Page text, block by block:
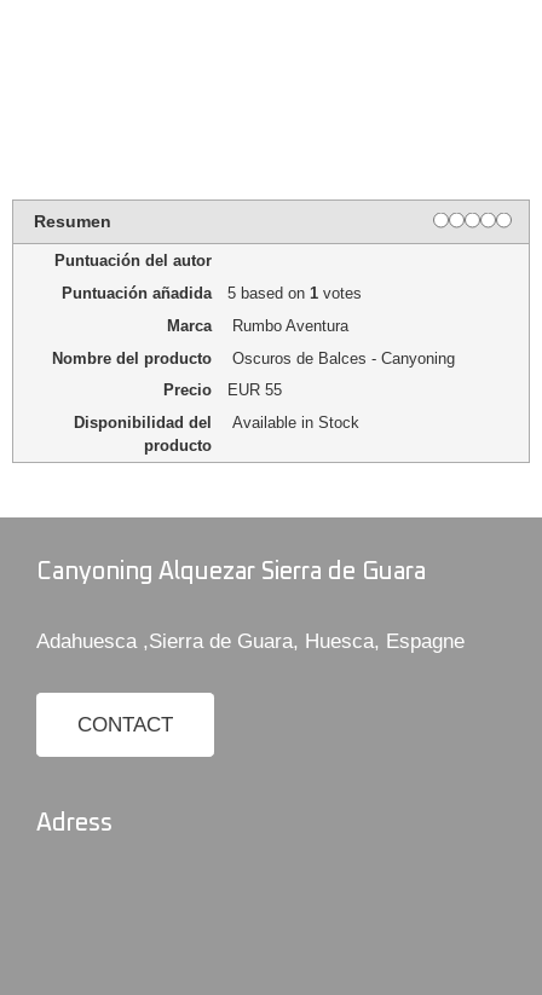
Resumen
Puntuación del autor
Puntuación añadida
5based on 1votes
Marca
Rumbo Aventura
Nombre del producto
Oscuros de Balces - Canyoning
Precio
EUR55
Disponibilidad del
producto
Available in Stock
Canyoning Alquezar Sierra de Guara
Adahuesca ,Sierra de Guara, Huesca, Espagne
CONTACT
Adress